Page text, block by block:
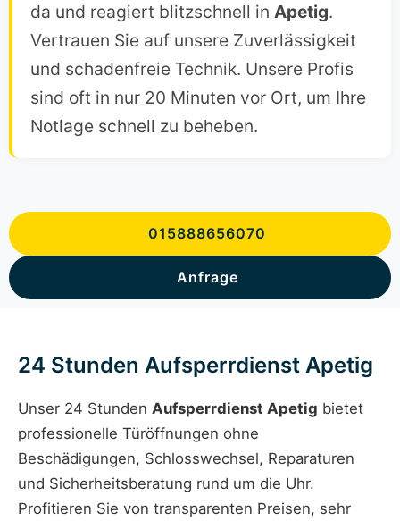
da und reagiert blitzschnell in Apetig.
Vertrauen Sie auf unsere Zuverlässigkeit
und schadenfreie Technik. Unsere Profis
sind oft in nur 20 Minuten vor Ort, um Ihre
Notlage schnell zu beheben.
015888656070
Anfrage
24 Stunden Aufsperrdienst Apetig
Unser 24 Stunden Aufsperrdienst Apetig bietet
professionelle Türöffnungen ohne
Beschädigungen, Schlosswechsel, Reparaturen
und Sicherheitsberatung rund um die Uhr.
Profitieren Sie von transparenten Preisen, sehr